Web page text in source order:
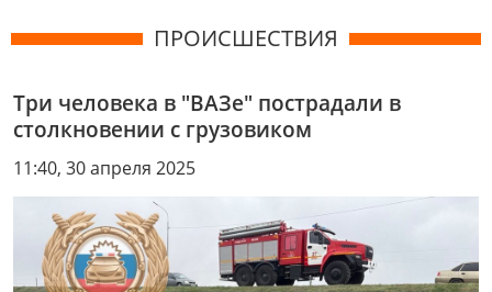
ПРОИСШЕСТВИЯ
Три человека в "ВАЗе" пострадали в
столкновении с грузовиком
11:40, 30 апреля 2025